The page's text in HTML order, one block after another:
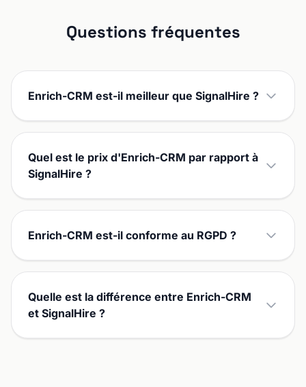
Questions fréquentes
Enrich-CRM est-il meilleur que SignalHire ?
Quel est le prix d'Enrich-CRM par rapport à
SignalHire ?
Enrich-CRM est-il conforme au RGPD ?
Quelle est la différence entre Enrich-CRM
et SignalHire ?